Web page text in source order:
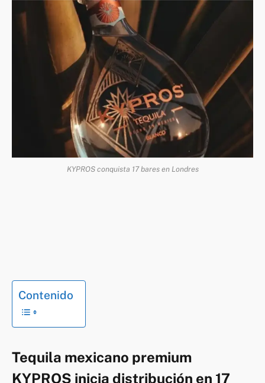
KYPROS conquista 17 bares en Londres
Contenido
Tequila mexicano premium
KYPROS inicia distribución en 17